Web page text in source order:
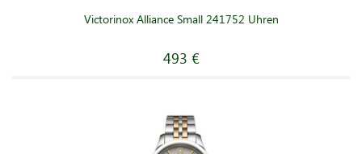
Victorinox Alliance Small 241752 Uhren
493 €